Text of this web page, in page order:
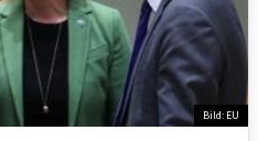
Bild: EU